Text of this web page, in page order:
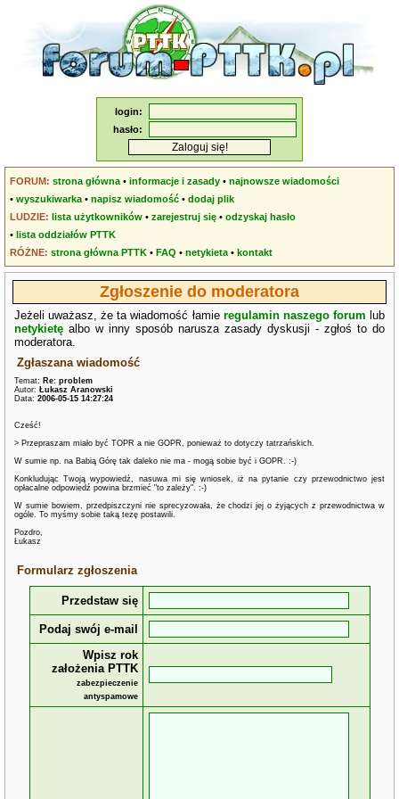
login:
hasło:
FORUM: strona główna •informacje i zasady •najnowsze wiadomości
•wyszukiwarka •napisz wiadomość •dodaj plik
LUDZIE: lista użytkowników •zarejestruj się •odzyskaj hasło
•lista oddziałów PTTK
RÓŻNE: strona główna PTTK •FAQ •netykieta •kontakt
Zgłoszenie do moderatora
Jeżeli uważasz, że ta wiadomość łamie regulamin naszego forum lub
netykietę albo w inny sposób narusza zasady dyskusji - zgłoś to do
moderatora.
Zgłaszana wiadomość
Temat: Re: problem
Autor:Łukasz Aranowski
Data:2006-05-15 14:27:24
Cześć!
> Przepraszam miało być TOPR a nie GOPR, ponieważ to dotyczy tatrzańskich.
W sumie np. na Babią Górę tak daleko nie ma - mogą sobie być i GOPR. :-)
Konkludując Twoją wypowiedź, nasuwa mi się wniosek, iż na pytanie czy przewodnictwo jest
opłacalne odpowiedź powina brzmieć "to zależy". :-)
W sumie bowiem, przedpiszczyni nie sprecyzowała, że chodzi jej o żyjących z przewodnictwa w
ogóle. To myśmy sobie taką tezę postawili.
Pozdro,
Łukasz
Formularz zgłoszenia
Przedstaw się
Podaj swój e-mail
Wpisz rok
założenia PTTK
zabezpieczenie
antyspamowe